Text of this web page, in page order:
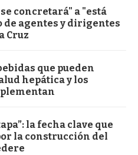
concretará" a "está
agentes y dirigentes
Cruz
que pueden
hepática y los
la fecha clave que
la construcción del